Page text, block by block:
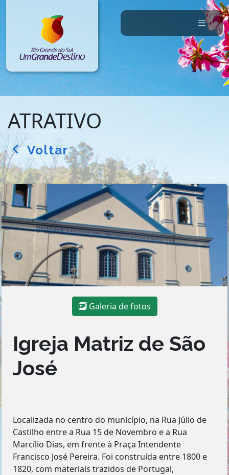
ATRATIVO
arrow_back_ios Voltar
Galeria de fotos
Igreja Matriz de São
José
Localizada no centro do município, na Rua Júlio de
Castilho entre a Rua 15 de Novembro e a Rua
Marcílio Dias, em frente à Praça Intendente
Francisco José Pereira. Foi construída entre 1800 e
1820, com materiais trazidos de Portugal,